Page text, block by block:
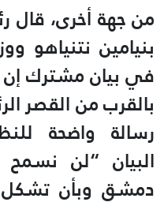
من جهة أخرى، قال
بنيامين نتنياهو
في بيان مشترك إن
بالقرب من القصر
رسالة واضحة
البيان “لن نسمح
دمشق وبأن